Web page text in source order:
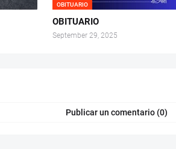
OBITUARIO
OBITUARIO
September 29, 2025
Publicar un comentario (0)